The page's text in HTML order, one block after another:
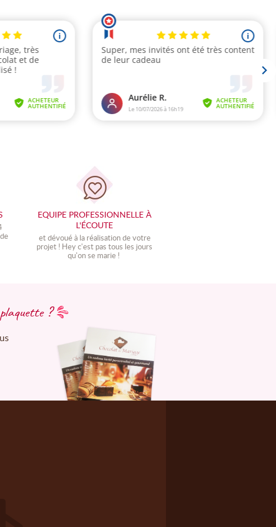
EQUIPE PROFESSIONNELLE À
L'ÉCOUTE
et dévoué à la réalisation de votre
projet ! Hey c'est pas tous les jours
qu'on se marie !
?